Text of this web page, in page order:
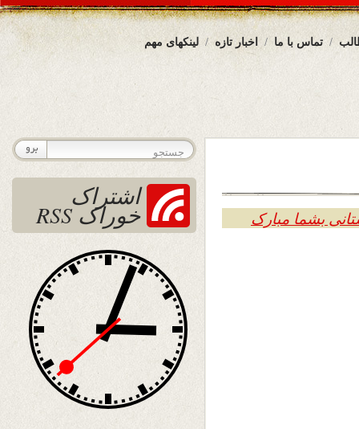
لینکهای مهم اخبار تازه تماس با ما
بشما مبارک
اشتراک
خوراک RSS